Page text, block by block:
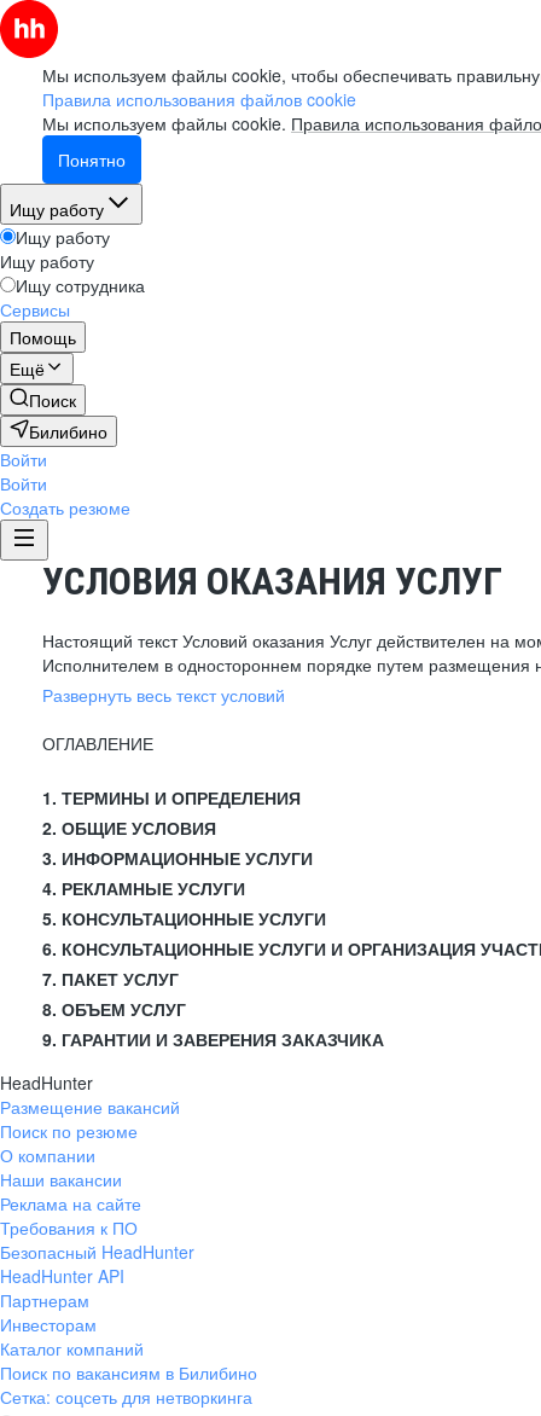
Мы используем файлы cookie, чтобы обеспечивать
Правила использования файлов cookie
Мы используем файлы cookie. Правила использования
Понятно
Ищу работу
Ищу работу
Ищу работу
Ищу сотрудника
Сервисы
Помощь
Ещё
Поиск
Билибино
Войти
Войти
Создать резюме
УСЛОВИЯ ОКАЗАНИЯ УСЛУГ
Настоящий текст Условий оказания Услуг действителен на
Исполнителем в одностороннем порядке путем размещения
Развернуть весь текст условий
ОГЛАВЛЕНИЕ
1. ТЕРМИНЫ И ОПРЕДЕЛЕНИЯ
2. ОБЩИЕ УСЛОВИЯ
3. ИНФОРМАЦИОННЫЕ УСЛУГИ
4. РЕКЛАМНЫЕ УСЛУГИ
5. КОНСУЛЬТАЦИОННЫЕ УСЛУГИ
6. КОНСУЛЬТАЦИОННЫЕ УСЛУГИ И ОРГАНИЗАЦИЯ
7. ПАКЕТ УСЛУГ
8. ОБЪЕМ УСЛУГ
9. ГАРАНТИИ И ЗАВЕРЕНИЯ ЗАКАЗЧИКА
HeadHunter
Размещение вакансий
Поиск по резюме
О компании
Наши вакансии
Реклама на сайте
Требования к ПО
Безопасный HeadHunter
HeadHunter API
Партнерам
Инвесторам
Каталог компаний
Поиск по вакансиям в Билибино
Сетка: соцсеть для нетворкинга